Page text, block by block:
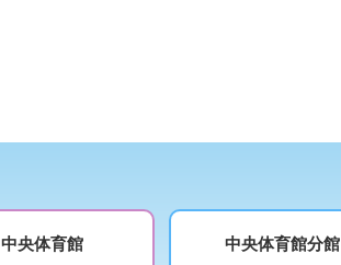
中央体育館 中央体育館分館